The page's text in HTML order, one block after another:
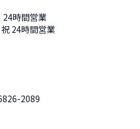
24時間営業
24時間営業
2089